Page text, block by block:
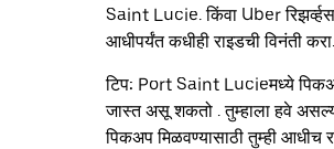
Saint Lucie. किंवा Uber
आधीपर्यंत कधीही राइडची विनंती करा.
टिप: Port Saint Lucieमध्ये पिकअप
जास्त असू शकतो . तुम्हाला हवे
पिकअप मिळवण्यासाठी तुम्ही आधीच